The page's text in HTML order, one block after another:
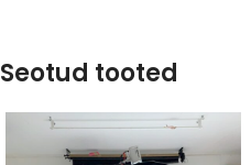
Seotud tooted